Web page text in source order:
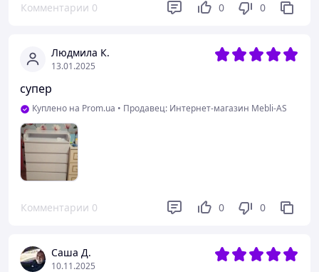
Комментарии 0 0 0
Людмила К.
13.01.2025
супер
Куплено на Prom.ua • Продавец: Интернет-магазин Mebli-AS
Комментарии 0 0 0
Саша Д.
10.11.2025